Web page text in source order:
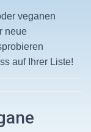
veganen
neue
auf Ihrer Liste!